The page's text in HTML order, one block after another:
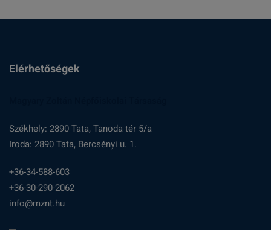
Elérhetőségek
Székhely: 2890 Tata, Tanoda tér 5/a
Iroda: 2890 Tata, Bercsényi u. 1.
+36-34-588-603
+36-30-290-2062
info@mznt.hu